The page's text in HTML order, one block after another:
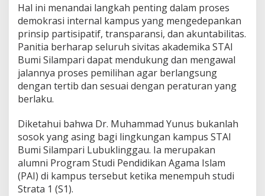
P
e
m
i
h
a
e
t
u
a
Hal ini menandai langkah penting dalam proses
demokrasi internal kampus yang mengedepankan
prinsip partisipatif, transparansi, dan akuntabilitas.
Panitia berharap seluruh sivitas akademika STAI
Bumi Silampari dapat mendukung dan mengawal
jalannya proses pemilihan agar berlangsung
dengan tertib dan sesuai dengan peraturan yang
berlaku.
Diketahui bahwa Dr. Muhammad Yunus bukanlah
sosok yang asing bagi lingkungan kampus STAI
Bumi Silampari Lubuklinggau. Ia merupakan
alumni Program Studi Pendidikan Agama Islam
(PAI) di kampus tersebut ketika menempuh studi
Strata 1 (S1).